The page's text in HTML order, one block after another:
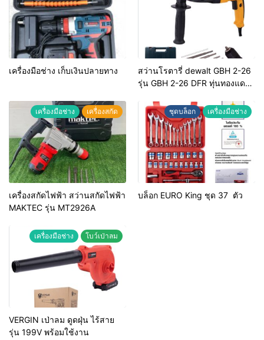
เครื่องมือช่าง เก็บเงินปลายทาง
สว่านโรตารี่ dewalt GBH 2-26
รุ่น GBH 2-26 DFR ทุ่นทองแดง
เครื่องมือช่าง เครื่องสกัด
เครื่องสกัดไฟฟ้า สว่านสกัดไฟฟ้า
MAKTEC รุ่น MT2926A
ชุดบล็อก เครื่องมือช่าง
บล็อก EURO King ชุด 37 ตัว
เครื่องมือช่าง โบว์เป่าลม
VERGIN เป่าลม ดูดฝุ่น ไร้สาย
รุ่น 199V พร้อมใช้งาน